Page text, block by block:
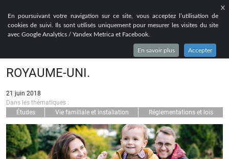
X
En poursuivant votre navigation sur ce site, vous acceptez l’utilisation de
cookies de suivi. Ils sont utilisés uniquement pour mesurer les visites du site
avec Google Analytics / Yandex Metrica et Facebook.
En savoir plus Accepter
TIER 4 DEPENDANTS, COMMENT
FAIRE VENIR VOS PROCHES AU
ROYAUME-UNI.
21 juin 2018
Dans les thématiques :
Études
Vie familiale et installation Réglementations et lois